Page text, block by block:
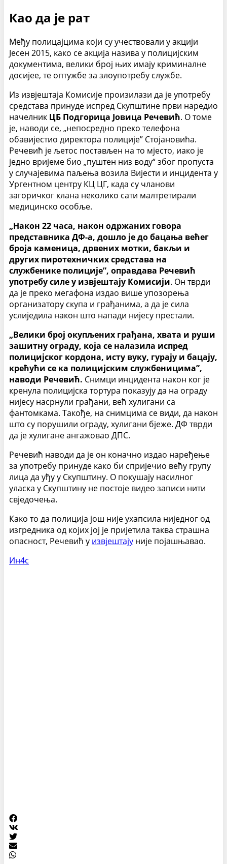
Као да је рат
Међу полицајцима који су учествовали у акцији
Јесен 2015, како се акција назива у полицијским
документима, велики број њих имају криминалне
досијее, те оптужбе за злоупотребу службе.
Из извјештаја Комисије произилази да је употребу
средстава принуде испред Скупштине први наредио
начелник ЦБ Подгорица Јовица Речевић. О томе
је, наводи се, „непосредно преко телефона
обавијестио директора полиције” Стојановића.
Речевић је љетос постављен на то мјесто, иако је
једно вријеме био „пуштен низ воду“ због пропуста
у случајевима паљења возила Вијести и инцидента у
Ургентном центру КЦ ЦГ, када су чланови
загоричког клана неколико сати малтретирали
медицинско особље.
„Након 22 часа, након одржаних говора
представника ДФ-а, дошло је до бацања већег
броја каменица, дрвених мотки, бакљи и
других пиротехничких средстава на
службенике полиције”, оправдава Речевић
употребу силе у извјештају Комисији. Он тврди
да је преко мегафона издао више упозорења
организатору скупа и грађанима, а да је сила
услиједила након што напади нијесу престали.
„Велики број окупљених грађана, хвата и руши
зашитну ограду, која се налазила испред
полицијског кордона, исту вуку, гурају и бацају,
крећући се ка полицијским службеницима”,
наводи Речевић. Снимци инцидента након ког је
кренула полицијска тортура показују да на ограду
нијесу насрнули грађани, већ хулигани са
фантомкама. Такође, на снимцима се види, да након
што су порушили ограду, хулигани бјеже. ДФ тврди
да је хулигане ангажовао ДПС.
Речевић наводи да је он коначно издао наређење
за употребу принуде како би спријечио већу групу
лица да уђу у Скупштину. О покушају насилног
уласка у Скупштину не постоје видео записи нити
свједочења.
Како то да полиција још није ухапсила ниједног од
изгредника од којих јој је пријетила таква страшна
опасност, Речевић у извјештају није појашњавао.
Ин4с